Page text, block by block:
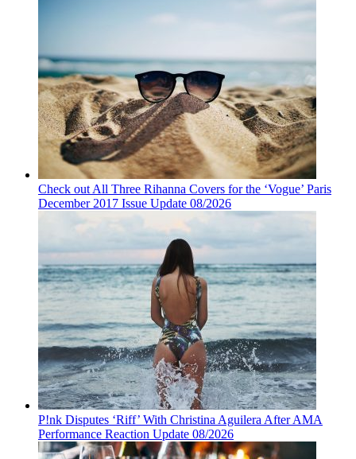
Check out All Three Rihanna Covers for the ‘Vogue’ Paris
December 2017 Issue Update 08/2026
P!nk Disputes ‘Riff’ With Christina Aguilera After AMA
Performance Reaction Update 08/2026